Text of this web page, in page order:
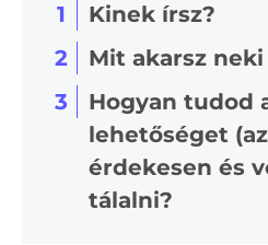
1
Kinek írsz?
2
Mit akarsz
3
Hogyan tudod
lehetőséget
érdekesen és
tálalni?